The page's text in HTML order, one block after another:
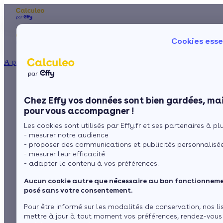
Cookies
Chez Effy vos données sont bien gardées,
pour vous accompagner !
Les cookies sont utilisés par Effy.fr et ses partenaires à
- mesurer notre audience
- proposer des communications et publicités
- mesurer leur efficacité
- adapter le contenu à vos préférences.
Aucun cookie autre que nécessaire au bon
posé sans votre consentement.
Pour être informé sur les modalités de conservation, nos
mettre à jour à tout moment vos préférences, rendez-
À propos
Ma Prime Rénov'
Le chèque énergie
La TVA réduite
L'éco-prêt à taux zéro
Trouver mes aides
Nos conseils
Sol
Fenêtres
L’isolation extérieure
d’une maison :
techniques,
avantages…
parL’équipe de rédaction